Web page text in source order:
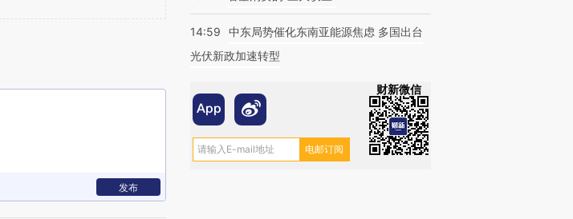
发布
14:59
中东局势催化东南亚能源焦虑 多国出台
光伏新政加速转型
财新微信